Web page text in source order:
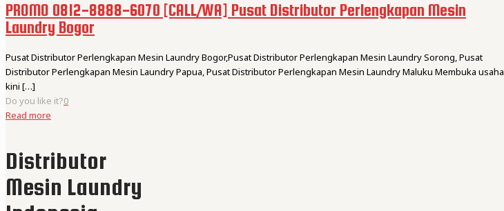
PROMO 0812-8888-6070 [CALL/WA] Pusat Distributor Perlengkapan Mesin
Laundry Bogor
Pusat Distributor Perlengkapan Mesin Laundry Bogor,Pusat Distributor Perlengkapan Mesin Laundry Sorong, Pusat
Distributor Perlengkapan Mesin Laundry Papua, Pusat Distributor Perlengkapan Mesin Laundry Maluku Membuka usaha
kini […]
Do you like it?0
Read more
Distributor
Mesin Laundry